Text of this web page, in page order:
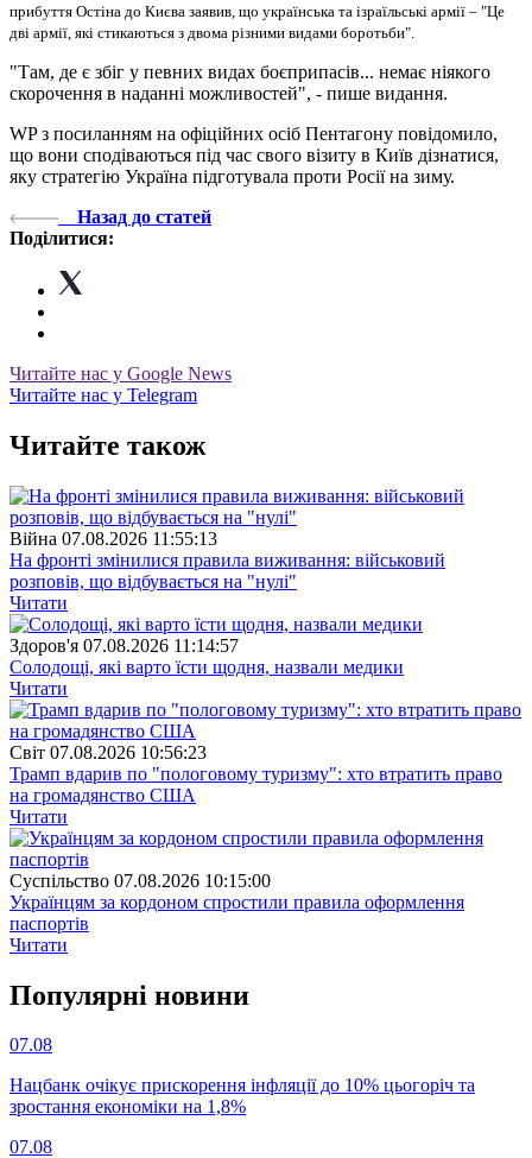
прибуття Остіна до Києва заявив, що українська та ізраїльські армії – "Це
дві армії, які стикаються з двома різними видами боротьби".
"Там, де є збіг у певних видах боєприпасів... немає ніякого
скорочення в наданні можливостей", - пише видання.
WP з посиланням на офіційних осіб Пентагону повідомило,
що вони сподіваються під час свого візиту в Київ дізнатися,
яку стратегію Україна підготувала проти Росії на зиму.
Назад до статей
Поділитися:
Читайте нас у Google News
Читайте нас у Telegram
Читайте також
Війна 07.08.2026 11:55:13
На фронті змінилися правила виживання: військовий
розповів, що відбувається на "нулі"
Читати
Здоров'я 07.08.2026 11:14:57
Солодощі, які варто їсти щодня, назвали медики
Читати
Свiт 07.08.2026 10:56:23
Трамп вдарив по "пологовому туризму": хто втратить право
на громадянство США
Читати
Суспiльство 07.08.2026 10:15:00
Українцям за кордоном спростили правила оформлення
паспортів
Читати
Популярнi новини
07.08
Нацбанк очікує прискорення інфляції до 10% цьогоріч та
зростання економіки на 1,8%
07.08